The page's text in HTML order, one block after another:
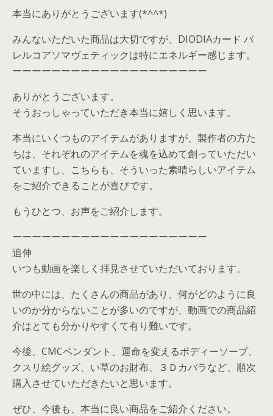
本当にありがとうございます(*^^*)
みんないただいた商品は大切ですが、DIODIAカード バ
レルコアソマヴェティックは特にエネルギー感じます。
ーーーーーーーーーーーーーーーーーーーー
ありがとうございます。
そうおっしゃっていただき本当に嬉しく思います。
本当にいくつものアイテムがありますが、製作者の方た
ちは、それぞれのアイテムを魂を込めて創っていただい
ていますし、こちらも、そういった素晴らしいアイテム
をご紹介できることが喜びです。
もうひとつ、お声をご紹介します。
ーーーーーーーーーーーーーーーーーーーー
追伸
いつも動画を楽しく拝見させていただいております。
世の中には、たくさんの商品があり、何がどのように良
いのか分からないことが多いのですが、動画での商品紹
介はとても分かりやすくて有り難いです。
今後、CMCペンダント、運命を変えるボディーソープ、
クスリ絵グッズ、い草のお財布、３Ｄカバラなど、順次
購入させていただきたいと思います。
ぜひ、今後も、本当に良い商品をご紹介ください。